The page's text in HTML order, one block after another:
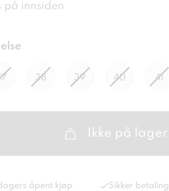
på innsiden
38 39 40 41
Ikke på lager
åpent kjøp Sikker betaling